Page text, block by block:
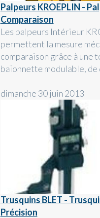
Palpeurs KROEPLIN -
Comparaison
Les palpeurs Intérieur
permettent la mesure
comparaison grâce à une
baïonnette modulable, de
dimanche 30 juin 2013
Trusquins BLET -
Précision